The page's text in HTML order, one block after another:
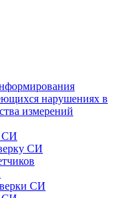
нарушениях в
измерений
СИ
СИ
СИ